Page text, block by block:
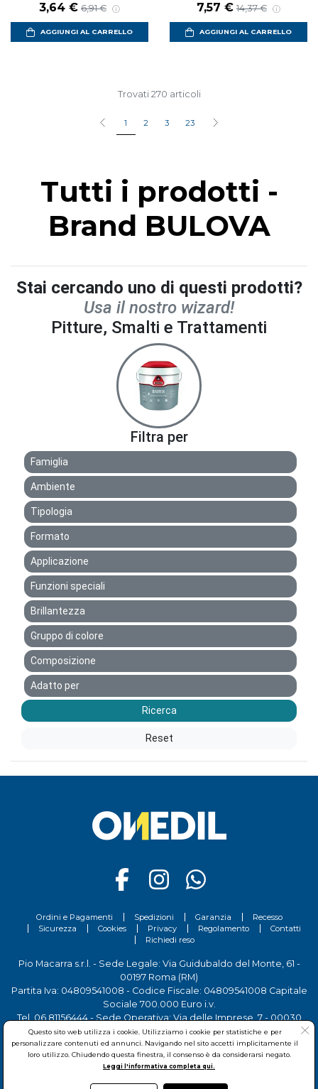
3,64 € 6,91 €
AGGIUNGI AL CARRELLO
7,57 € 14,37 €
AGGIUNGI AL CARRELLO
Trovati 270 articoli
1 2 3 23
Tutti i prodotti -
Brand BULOVA
Stai cercando uno di questi prodotti?
Usa il nostro wizard!
Pitture, Smalti e Trattamenti
Filtra per
Famiglia
Ambiente
Tipologia
Formato
Applicazione
Funzioni speciali
Brillantezza
Gruppo di colore
Composizione
Adatto per
Ricerca
Reset
Ordini e Pagamenti Spedizioni Garanzia
Recesso
Sicurezza
Cookies Privacy Regolamento
Contatti
Richiedi reso
Pio Macarra s.r.l. - Sede Legale: Via Guidubaldo del Monte, 61 -
00197 Roma (RM)
Partita Iva: 04809541008 - Codice Fiscale: 04809541008 Capitale
Sociale 700.000 Euro i.v.
Tel.06 81156444- Sede Operativa: Via delle Imprese, 7 - 00030
San Cesareo (RM)
Questo sito web utilizza i cookie. Utilizziamo i cookie per statistiche e per
personalizzare contenuti ed annunci. Navigando nel sito accetti implicitamente il
loro utilizzo. Chiudendo questa finestra, il consenso è da considerarsi negato.
Leggi l'informativa completa qui.